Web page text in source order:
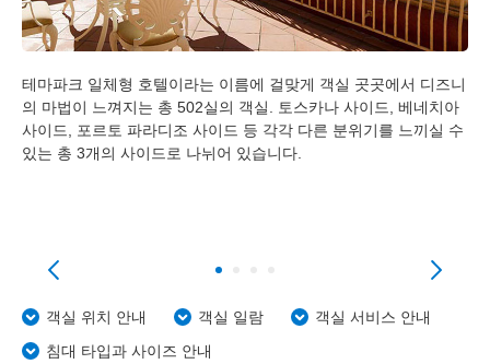
도쿄디즈니씨 호텔 미라코스타
도쿄디즈니 셀러브레이션 호텔
테마파크 일체형 호텔이라는 이름에 걸맞게 객실 곳곳에서 디즈니
의 마법이 느껴지는 총 502실의 객실. 토스카나 사이드, 베네치아
사이드, 포르토 파라디조 사이드 등 각각 다른 분위기를 느끼실 수
있는 총 3개의 사이드로 나뉘어 있습니다.
객실 위치 안내 객실 일람
객실 서비스 안내
침대 타입과 사이즈 안내